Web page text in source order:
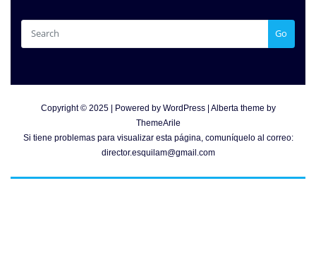
Go
Copyright © 2025 | Powered by WordPress
Alberta theme by
ThemeArile
Si tiene problemas para visualizar esta página, comuníquelo al correo:
director.esquilam@gmail.com